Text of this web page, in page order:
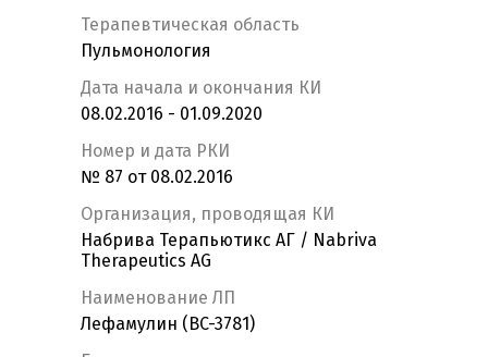
Терапевтическая область
Пульмонология
Дата начала и окончания КИ
08.02.2016 - 01.09.2020
Номер и дата РКИ
№ 87 от 08.02.2016
Организация, проводящая КИ
Набрива Терапьютикс АГ / Nabriva
Therapeutics AG
Наименование ЛП
Лефамулин (BC-3781)